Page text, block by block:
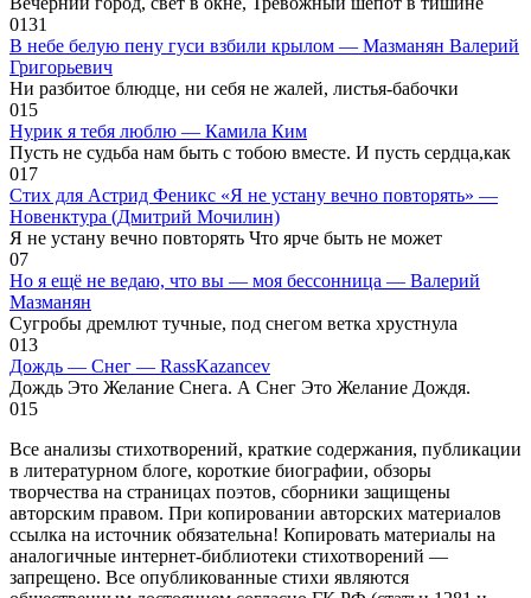
0131
В небе белую пену гуси взбили крылом — Мазманян Валерий
Григорьевич
Ни разбитое блюдце, ни себя не жалей, листья-бабочки
015
Нурик я тебя люблю — Камила Ким
Пусть не судьба нам быть с тобою вместе. И пусть сердца,как
017
Стих для Астрид Феникс «Я не устану вечно повторять» —
Новенктура (Дмитрий Мочилин)
Я не устану вечно повторять Что ярче быть не может
07
Но я ещё не ведаю, что вы — моя бессонница — Валерий
Мазманян
Сугробы дремлют тучные, под снегом ветка хрустнула
013
Дождь — Снег — RassKazancev
Дождь Это Желание Снега. А Снег Это Желание Дождя.
015
Все анализы стихотворений, краткие содержания, публикации
в литературном блоге, короткие биографии, обзоры
творчества на страницах поэтов, сборники защищены
авторским правом. При копировании авторских материалов
ссылка на источник обязательна! Копировать материалы на
аналогичные интернет-библиотеки стихотворений —
запрещено. Все опубликованные стихи являются